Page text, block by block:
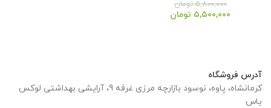
۵,۸۰۰,۰۰۰ تومان
قیمت
۵,۵۰۰,۰۰۰ تومان
آدرس فروشگاه
کرمانشاه، پاوه، نوسود بازارچه مرزی غرفه 9، آرایشی بهداشتی لوکس
یاس